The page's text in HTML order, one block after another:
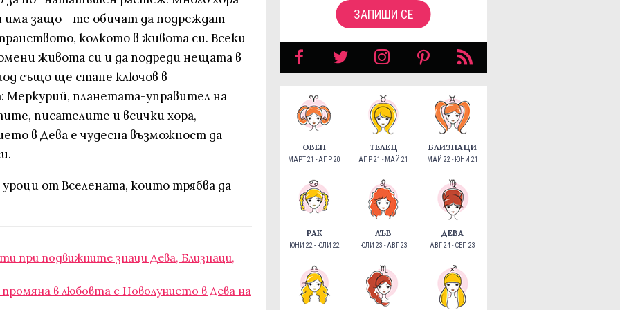
има защо - те обичат да подреждат
колкото в живота си. Всеки
живота си и да подреди нещата в
също ще стане ключов в
планетата-управител на
писателите и всички хора,
в Дева е чудесна възможност да
от Вселената, които трябва да
при подвижните знаци Дева, Близнаци,
в любовта с Новолунието в Дева на
ЗАПИШИ СЕ
ОВЕН
МАРТ 21 - АПР 20
ТЕЛЕЦ
АПР 21 - МАЙ 21
БЛИЗНАЦИ
МАЙ 22 - ЮНИ 21
РАК
ЮНИ 22 - ЮЛИ 22
ЛЪВ
ЮЛИ 23 - АВГ 23
ДЕВА
АВГ 24 - СЕП 23